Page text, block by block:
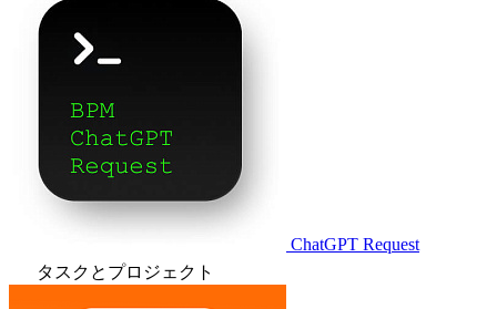
ChatGPT Request
タスクとプロジェクト